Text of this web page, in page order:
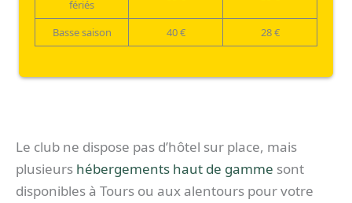
fériés
Basse saison 40 € 28 €
Le club ne dispose pas d’hôtel sur place, mais
plusieurs hébergements haut de gamme sont
disponibles à Tours ou aux alentours pour votre